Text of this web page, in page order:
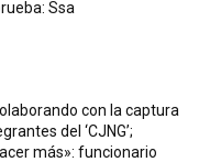
Ssa
con la captura
del ‘CJNG’;
más»: funcionario